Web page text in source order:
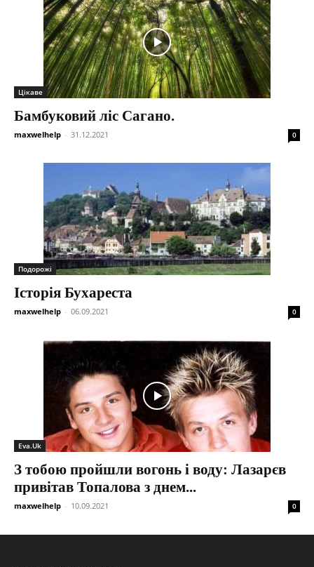
Цікаве
Бамбуковий ліс Сагано.
maxwelhelp - 31.12.2021 0
Подорожі
Історія Бухареста
maxwelhelp - 06.09.2021 0
Eva.Uk
З тобою пройшли вогонь і воду: Лазарєв
привітав Топалова з днем...
maxwelhelp - 10.09.2021 0